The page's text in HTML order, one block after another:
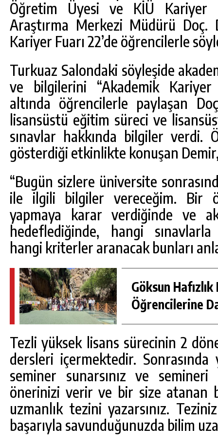
Öğretim Üyesi ve KİÜ Kariyer
Araştırma Merkezi Müdürü Doç.
Kariyer Fuarı 22’de öğrencilerle
Turkuaz Salondaki söyleşide
ve bilgilerini “Akademik Kariyer
altında öğrencilerle paylaşan
lisansüstü eğitim süreci ve
sınavlar hakkında bilgiler verdi.
gösterdiği etkinlikte konuşan
“Bugün sizlere üniversite
ile ilgili bilgiler vereceğim. Bir
yapmaya karar verdiğinde ve
hedeflediğinde, hangi
hangi kriterler aranacak bunları
Göksun Hafızlık
Öğrencilerine
Tezli yüksek lisans sürecinin 2
dersleri içermektedir. Sonrasında
seminer sunarsınız ve
önerinizi verir ve bir size atanan
uzmanlık tezini yazarsınız.
başarıyla savunduğunuzda bilim